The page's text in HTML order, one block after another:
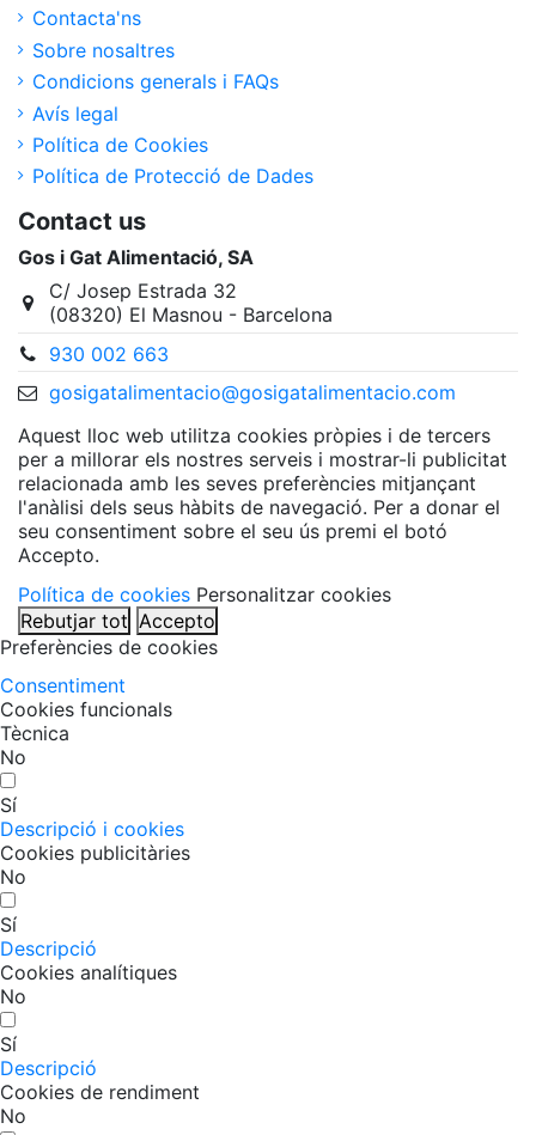
Contacta'ns
Sobre nosaltres
Condicions generals i FAQs
Avís legal
Política de Cookies
Política de Protecció de Dades
Contact us
Gos i Gat Alimentació, SA
C/ Josep Estrada 32
(08320) El Masnou - Barcelona
930 002 663
gosigatalimentacio@gosigatalimentacio.com
Aquest lloc web utilitza cookies pròpies i de tercers
per a millorar els nostres serveis i mostrar-li publicitat
relacionada amb les seves preferències mitjançant
l'anàlisi dels seus hàbits de navegació. Per a donar el
seu consentiment sobre el seu ús premi el botó
Accepto.
Política de cookies Personalitzar cookies
Rebutjar tot Accepto
Preferències de cookies
Consentiment
Cookies funcionals
Tècnica
No
Sí
Descripció i cookies
Cookies publicitàries
No
Sí
Descripció
Cookies analítiques
No
Sí
Descripció
Cookies de rendiment
No